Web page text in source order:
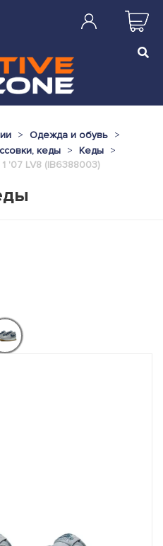
Одежда и обувь
кеды
Кеды
'07 LV8 (IB6388003)